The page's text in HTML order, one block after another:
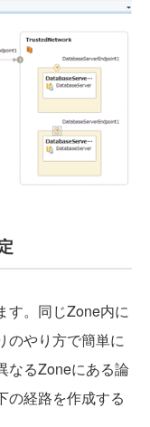
す。同じZone内に
のやり方で簡単に
なるZoneにある論
の経路を作成する